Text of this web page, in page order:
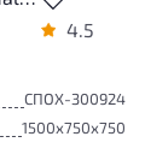
4.5
СПОХ-300924
1500x750x750